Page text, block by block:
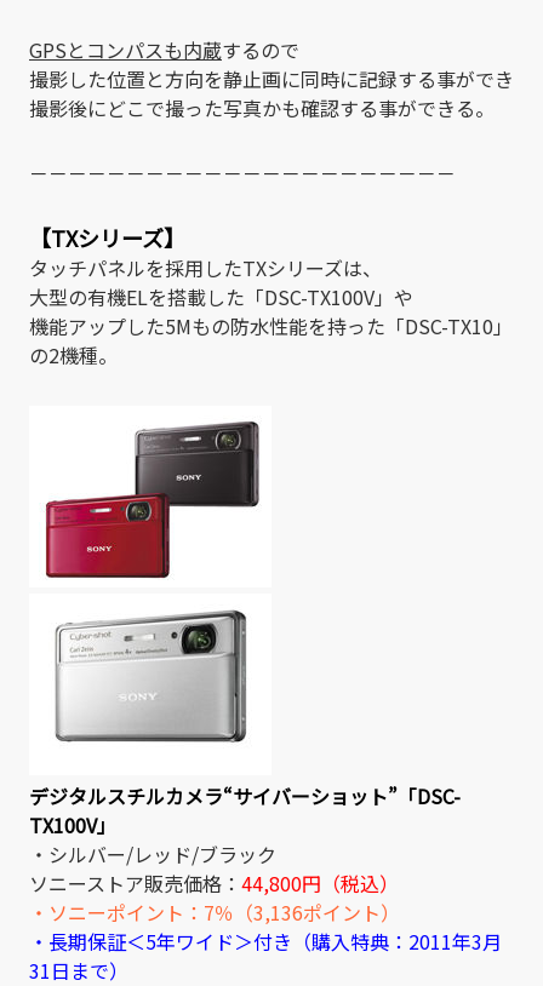
GPSとコンパスも内蔵するので
撮影した位置と方向を静止画に同時に記録する事ができ
撮影後にどこで撮った写真かも確認する事ができる。
－－－－－－－－－－－－－－－－－－－－－－
【TXシリーズ】
タッチパネルを採用したTXシリーズは、
大型の有機ELを搭載した「DSC-TX100V」や
機能アップした5Mもの防水性能を持った「DSC-TX10」
の2機種。
デジタルスチルカメラ“サイバーショット”「DSC-
TX100V」
・シルバー/レッド/ブラック
ソニーストア販売価格： 44,800円（税込）
・ソニーポイント：7％（3,136ポイント）
・長期保証＜5年ワイド＞付き（購入特典：2011年3月
31日まで）